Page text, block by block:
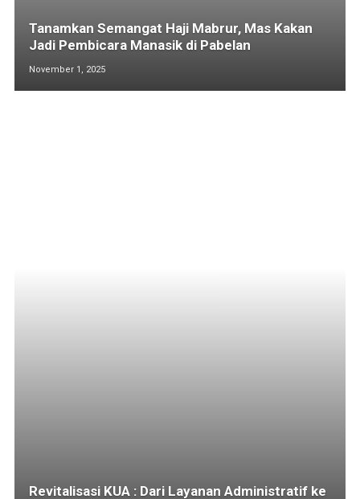
Tanamkan Semangat Haji Mabrur, Mas Kakan
Jadi Pembicara Manasik di Pabelan
November 1, 2025
Revitalisasi KUA : Dari Layanan Administratif ke